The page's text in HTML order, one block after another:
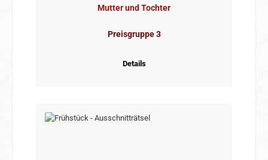
Mutter und Tochter
Preisgruppe 3
Details